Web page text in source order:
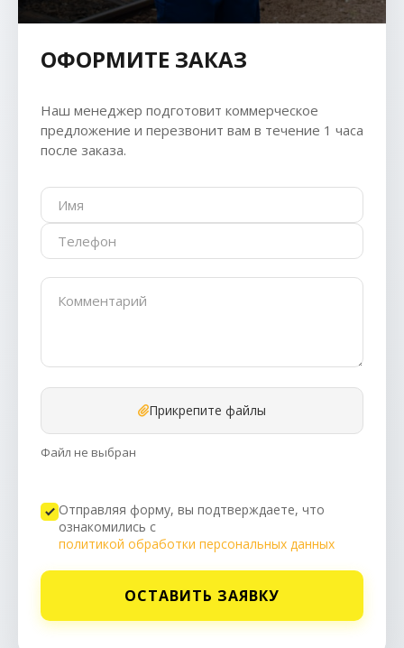
ОФОРМИТЕ ЗАКАЗ
Наш менеджер подготовит коммерческое
предложение и перезвонит вам в течение 1 часа
после заказа.
Прикрепите файлы
Файл не выбран
Отправляя форму, вы подтверждаете, что
ознакомились с
политикой обработки персональных данных
ОСТАВИТЬ ЗАЯВКУ